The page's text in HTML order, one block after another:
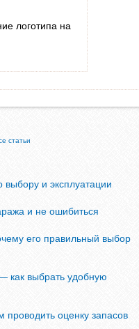
логотипа на
статьи
и эксплуатации
и не ошибиться
его правильный выбор
как выбрать удобную
проводить оценку запасов